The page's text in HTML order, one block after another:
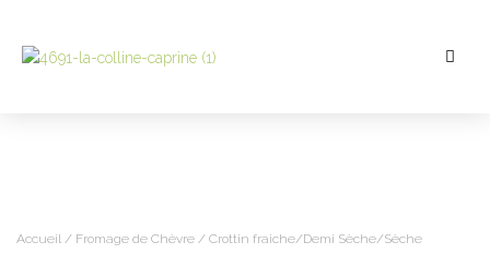
Accueil / Fromage de Chèvre / Crottin fraiche/Demi Sèche/Sèche